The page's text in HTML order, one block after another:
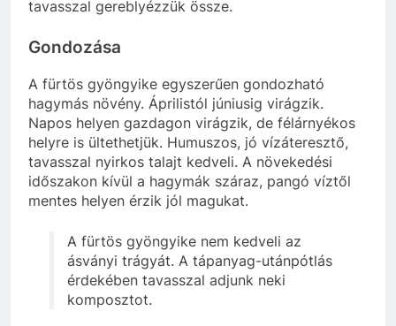
tavasszal gereblyézzük össze.
Gondozása
A fürtös gyöngyike egyszerűen gondozható
hagymás növény. Áprilistól júniusig virágzik.
Napos helyen gazdagon virágzik, de félárnyékos
helyre is ültethetjük. Humuszos, jó vízáteresztő,
tavasszal nyirkos talajt kedveli. A növekedési
időszakon kívül a hagymák száraz, pangó víztől
mentes helyen érzik jól magukat.
A fürtös gyöngyike nem kedveli az
ásványi trágyát. A tápanyag-utánpótlás
érdekében tavasszal adjunk neki
komposztot.